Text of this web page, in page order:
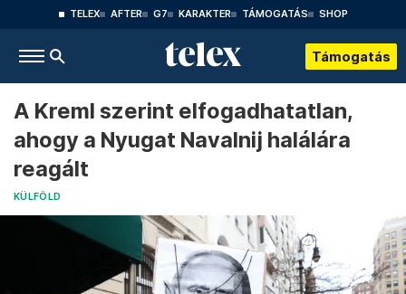
TELEX AFTER G7 KARAKTER TÁMOGATÁS SHOP
Támogatás
A Kreml szerint elfogadhatatlan,
ahogy a Nyugat Navalnij halálára
reagált
KÜLFÖLD